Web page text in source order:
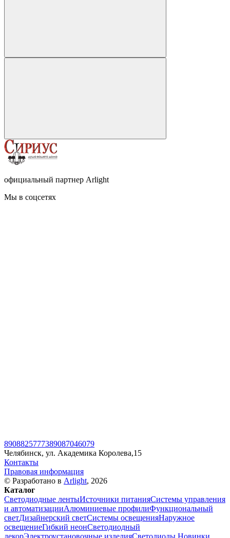
официальный партнер Arlight
Мы в соцсетях
8908825777389087046079
Челябинск, ул. Академика Королева,15
Контакты
Правовая информация
© Разработано в Arlight, 2026
Каталог
Светодиодные лентыИсточники питанияСистемы управления
и автоматизацииАлюминиевые профилиФункциональный
светДизайнерский светСистемы освещенияНаружное
освещениеГибкий неонСветодиодный
декорЭлектроустановочные изделияСветодиоды Новинки